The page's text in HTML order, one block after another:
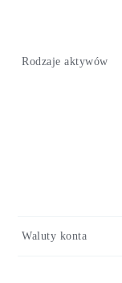
Rodzaje aktywów
Waluty konta